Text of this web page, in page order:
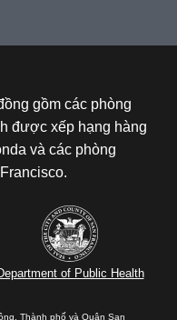
of Public Health
gồm các phòng
được xếp hạng hàng
và các phòng
Thành phố và Quận San